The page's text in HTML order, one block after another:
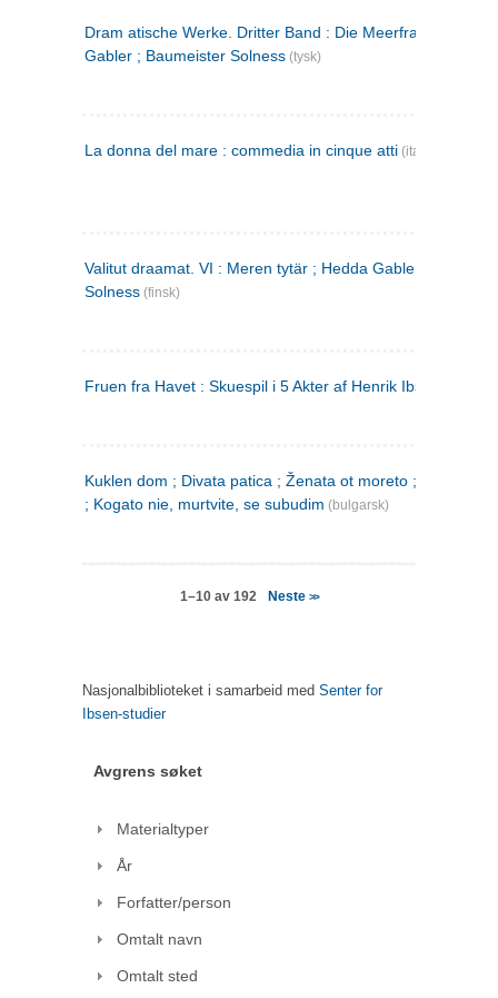
Dram atische Werke. Dritter Band : Die Meerfrau ; Hedda
Gabler ; Baumeister Solness (tysk)
La donna del mare : commedia in cinque atti (italiensk)
Valitut draamat. VI : Meren tytär ; Hedda Gabler ;
Solness (finsk)
Fruen fra Havet : Skuespil i 5 Akter af Henrik Ibsen
Kuklen dom ; Divata patica ; Ženata ot moreto ; Malkijat
; Kogato nie, murtvite, se subudim (bulgarsk)
1–10 av 192 Neste >>
Nasjonalbiblioteket i samarbeid med Senter for
Ibsen-studier
Avgrens søket
Materialtyper
År
Forfatter/person
Omtalt navn
Omtalt sted